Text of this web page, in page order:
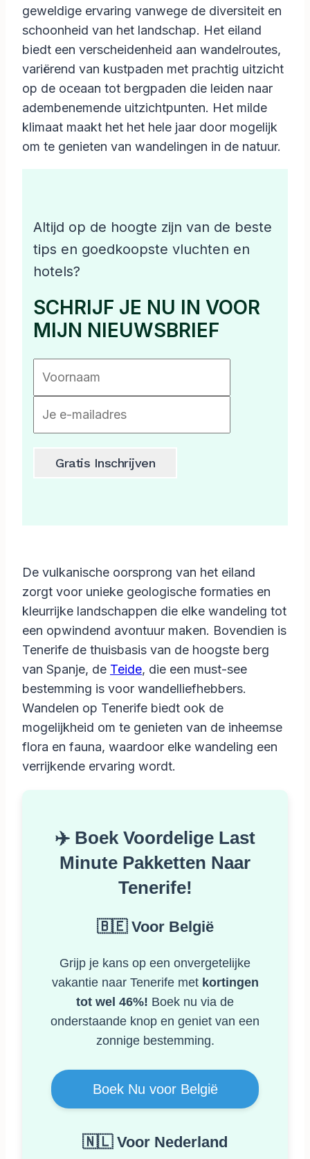
geweldige ervaring vanwege de diversiteit en
schoonheid van het landschap. Het eiland
biedt een verscheidenheid aan wandelroutes,
variërend van kustpaden met prachtig uitzicht
op de oceaan tot bergpaden die leiden naar
adembenemende uitzichtpunten. Het milde
klimaat maakt het het hele jaar door mogelijk
om te genieten van wandelingen in de natuur.
Altijd op de hoogte zijn van de beste
tips en goedkoopste vluchten en
hotels?
SCHRIJF JE NU IN VOOR
MIJN NIEUWSBRIEF
De vulkanische oorsprong van het eiland
zorgt voor unieke geologische formaties en
kleurrijke landschappen die elke wandeling tot
een opwindend avontuur maken. Bovendien is
Tenerife de thuisbasis van de hoogste berg
van Spanje, de Teide, die een must-see
bestemming is voor wandelliefhebbers.
Wandelen op Tenerife biedt ook de
mogelijkheid om te genieten van de inheemse
flora en fauna, waardoor elke wandeling een
verrijkende ervaring wordt.
✈️ Boek Voordelige Last
Minute Pakketten Naar
Tenerife!
🇧🇪 Voor België
Grijp je kans op een onvergetelijke
vakantie naar Tenerife met kortingen
tot wel 46%! Boek nu via de
onderstaande knop en geniet van een
zonnige bestemming.
Boek Nu voor België
🇳🇱 Voor Nederland